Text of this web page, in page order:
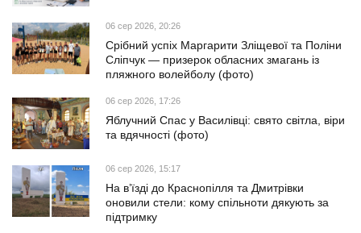
06 сер 2026, 20:26
Срібний успіх Маргарити Зліщевої та Поліни
Сліпчук — призерок обласних змагань із
пляжного волейболу (фото)
06 сер 2026, 17:26
Яблучний Спас у Василівці: свято світла, віри
та вдячності (фото)
06 сер 2026, 15:17
На в’їзді до Краснопілля та Дмитрівки
оновили стели: кому спільноти дякують за
підтримку